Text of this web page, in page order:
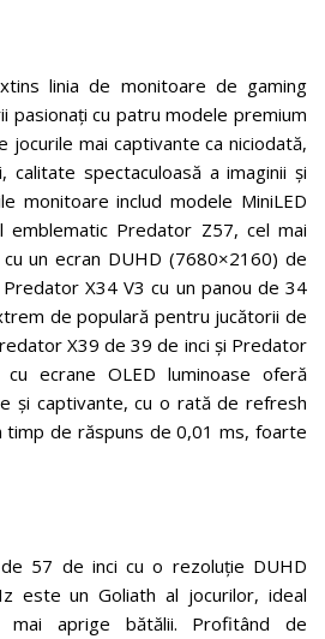
linia de monitoare de gaming
pasionați cu patru modele premium
jocurile mai captivante ca niciodată,
calitate spectaculoasă a imaginii și
monitoare includ modele MiniLED
emblematic Predator Z57, cel mai
un ecran DUHD (7680×2160) de
X34 V3 cu un panou de 34
de populară pentru jucătorii de
X39 de 39 de inci și Predator
ecrane OLED luminoase oferă
și captivante, cu o rată de refresh
timp de răspuns de 0,01 ms, foarte
de 57 de inci cu o rezoluție DUHD
este un Goliath al jocurilor, ideal
aprige bătălii. Profitând de